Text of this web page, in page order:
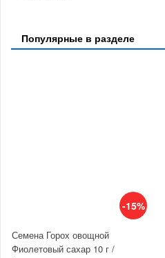
Популярные в разделе
-15%
Семена Горох овощной
Фиолетовый сахар 10 г /